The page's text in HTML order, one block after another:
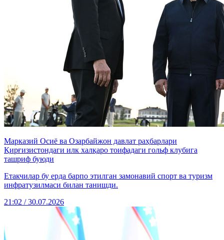
Марказий Осиё ва Озарбайжон давлат раҳбарлари
Қирғизистондаги илк халқаро тоифадаги гольф клубига
ташриф буюди
Етакчилар бу ерда барпо этилган замонавий спорт ва туризм
инфратузилмаси билан танишди.
21:02 / 30.07.2026